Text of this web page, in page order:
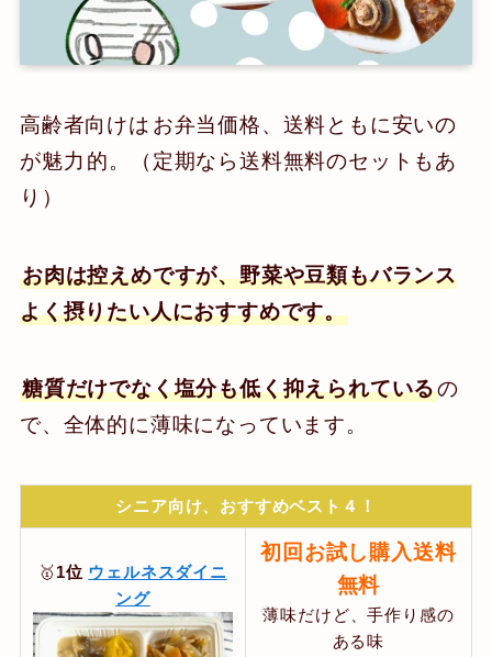
高齢者向けは お弁当価格、送料ともに安いの
が魅力 的。（定期なら送料無料のセットもあ
り）
お肉は控えめですが、野菜や豆類もバランス
よく摂りたい人におすすめです。
糖質だけでなく塩分も低く抑えられているの
で、全体的に薄味になっています。
シニア向け、おすすめベスト４！
🥇1位 ウェルネスダイニ
ング
初回お試し購入送料
無料
薄味だけど、手作り感の
ある味